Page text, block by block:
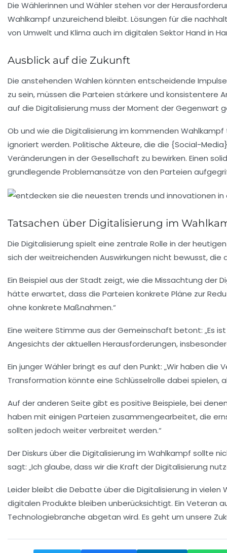
Die Wählerinnen und Wähler stehen vor der
Wahlkampf unzureichend bleibt. Lösungen für die
von Umwelt und Klima auch im digitalen Sektor Hand in
Ausblick auf die Zukunft
Die anstehenden Wahlen könnten entscheidende
zu sein, müssen die Parteien stärkere und konsistentere
auf die Digitalisierung muss der Moment der Gegenwart
Ob und wie die Digitalisierung im kommenden
ignoriert werden. Politische Akteure, die die {Social-
Veränderungen in der Gesellschaft zu bewirken. Einen
grundlegende Problemansätze von den Parteien
Tatsachen über Digitalisierung im
Die Digitalisierung spielt eine zentrale Rolle in der
sich der weitreichenden Auswirkungen nicht bewusst,
Ein Beispiel aus der Stadt zeigt, wie die Missachtung der
hätte erwartet, dass die Parteien konkrete Pläne zur
ohne konkrete Maßnahmen.“
Eine weitere Stimme aus der Gemeinschaft betont: „Es
Angesichts der aktuellen Herausforderungen,
Ein junger Wähler bringt es auf den Punkt: „Wir haben die
Transformation könnte eine Schlüsselrolle dabei spielen,
Auf der anderen Seite gibt es positive Beispiele, bei
haben mit einigen Parteien zusammengearbeitet, die
sollten jedoch weiter verbreitet werden.“
Der Diskurs über die Digitalisierung im Wahlkampf sollte
sagt: „Ich glaube, dass wir die Kraft der Digitalisierung
Leider bleibt die Debatte über die Digitalisierung in
digitalen Produkte bleiben unberücksichtigt. Ein Veteran
Technologiebranche abgetan wird. Es geht um unsere